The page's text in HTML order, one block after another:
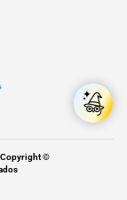
Copyright ©